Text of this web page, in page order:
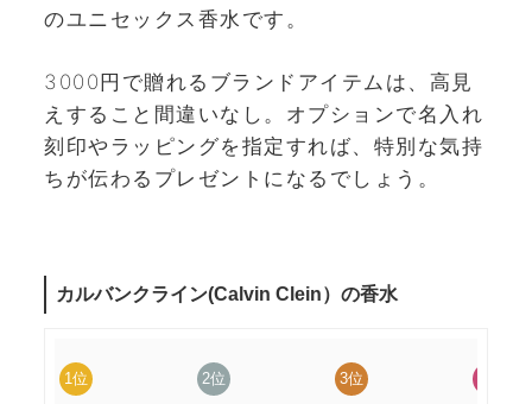
のユニセックス香水です。
3000円で贈れるブランドアイテムは、高見
えすること間違いなし。オプションで名入れ
刻印やラッピングを指定すれば、特別な気持
ちが伝わるプレゼントになるでしょう。